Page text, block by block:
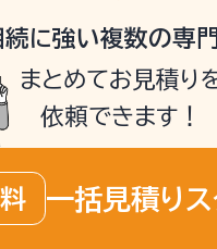
見桃山駅(京都府)で相
る費用を
括見積する《簡単3ステッ
続に強い複数の専
まとめてお見積り
依頼できます！
一括見積りス